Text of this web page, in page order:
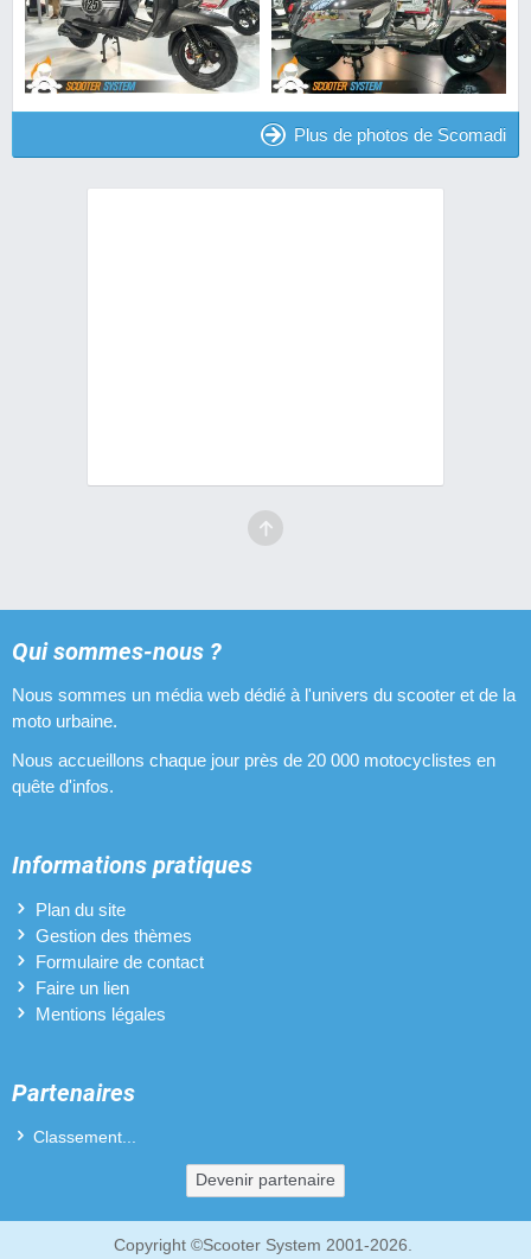
Plus de photos de Scomadi
Qui sommes-nous ?
Nous sommes un média web dédié à l'univers du scooter et de la
moto urbaine.
Nous accueillons chaque jour près de 20 000 motocyclistes en
quête d'infos.
Informations pratiques
Plan du site
Gestion des thèmes
Formulaire de contact
Faire un lien
Mentions légales
Partenaires
Classement...
Devenir partenaire
Copyright ©Scooter System 2001-2026.